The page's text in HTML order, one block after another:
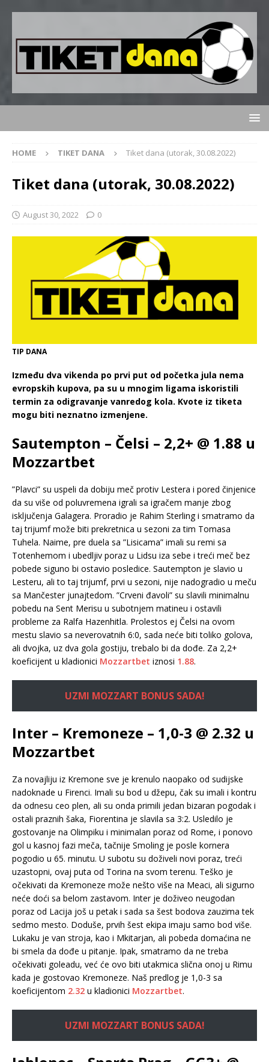
HOME TIKET DANA Tiket dana (utorak, 30.08.2022)
Tiket dana (utorak, 30.08.2022)
August 30, 2022 0
TIP DANA
Između dva vikenda po prvi put od početka jula nema
evropskih kupova, pa su u mnogim ligama iskoristili
termin za odigravanje vanredog kola. Kvote iz tiketa
mogu biti neznatno izmenjene.
Sautempton – Čelsi – 2,2+ @ 1.88 u
Mozzartbet
”Plavci” su uspeli da dobiju meč protiv Lestera i pored činjenice
da su više od poluvremena igrali sa igračem manje zbog
isključenja Galagera. Proradio je Rahim Sterling i smatramo da
taj trijumf može biti prekretnica u sezoni za tim Tomasa
Tuhela. Naime, pre duela sa ”Lisicama” imali su remi sa
Totenhemom i ubedljiv poraz u Lidsu iza sebe i treći meč bez
pobede siguno bi ostavio posledice. Sautempton je slavio u
Lesteru, ali to taj trijumf, prvi u sezoni, nije nadogradio u meču
sa Mančester junajtedom. ”Crveni đavoli” su slavili minimalnu
pobedu na Sent Merisu u subotnjem matineu i ostavili
probleme za Ralfa Hazenhitla. Prolestos ej Čelsi na ovom
mestu slavio sa neverovatnih 6:0, sada neće biti toliko golova,
ali dvojka, uz dva gola gostiju, trebalo bi da dođe. Za 2,2+
koeficijent u kladionici Mozzartbet iznosi 1.88.
UZMI MOZZART BONUS SADA!
Inter – Kremoneze – 1,0-3 @ 2.32 u
Mozzartbet
Za novajliju iz Kremone sve je krenulo naopako od sudijske
nadoknade u Firenci. Imali su bod u džepu, čak su imali i kontru
da odnesu ceo plen, ali su onda primili jedan bizaran pogodak i
ostali praznih šaka, Fiorentina je slavila sa 3:2. Usledilo je
gostovanje na Olimpiku i minimalan poraz od Rome, i ponovo
gol u kasnoj fazi meča, tačnije Smoling je posle kornera
pogodio u 65. minutu. U subotu su doživeli novi poraz, treći
uzastopni, ovaj puta od Torina na svom terenu. Teško je
očekivati da Kremoneze može nešto više na Meaci, ali sigurno
neće doći sa belom zastavom. Inter je doživeo neugodan
poraz od Lacija još u petak i sada sa šest bodova zauzima tek
sedmo mesto. Doduše, prvih šest ekipa imaju samo bod više.
Lukaku je van stroja, kao i Mkitarjan, ali pobeda domaćina ne
bi smela da dođe u pitanje. Ipak, smatramo da ne treba
očekivati goleadu, već će ovo biti utakmica slična onoj u Rimu
kada je gostovao Kremoneze. Naš predlog je 1,0-3 sa
koeficijentom 2.32 u kladionici Mozzartbet.
UZMI MOZZART BONUS SADA!